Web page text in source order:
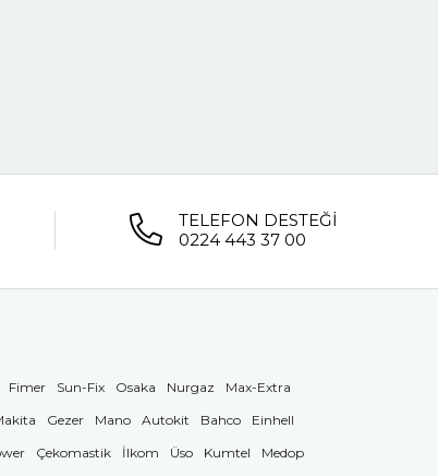
TELEFON DESTEĞİ
0224 443 37 00
Fimer Sun-Fix Osaka Nurgaz
Max-Extra
Gezer Mano Autokit Bahco
Einhell
Çekomastik İlkom Üso Kumtel
Medop